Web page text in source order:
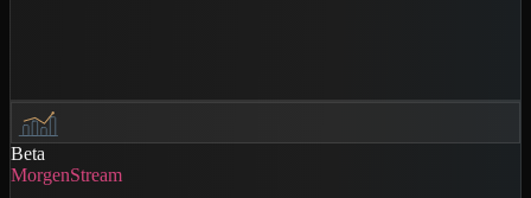
Beta
MorgenStream